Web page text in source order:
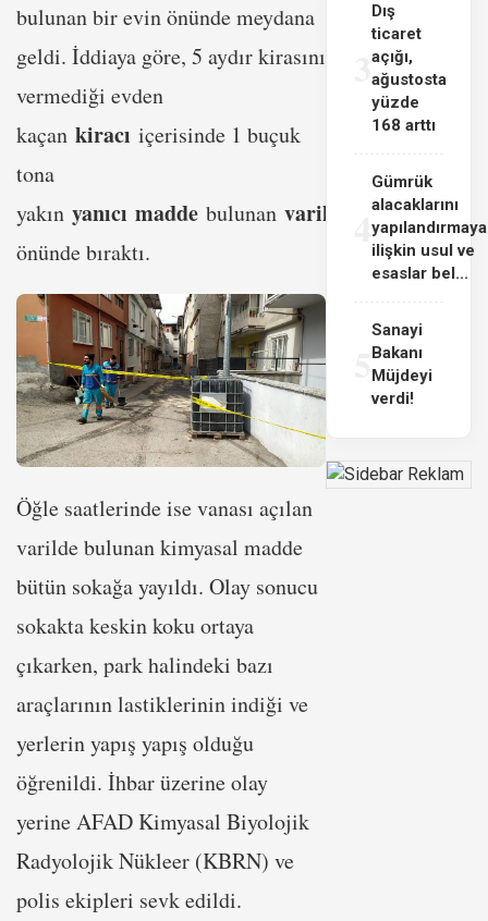
bulunan bir evin önünde meydana
geldi. İddiaya göre, 5 aydır kirasını
vermediği evden
kaçan kiracı içerisinde 1 buçuk
tona
yakın yanıcı madde bulunan varili
evin
önünde bıraktı.
Öğle saatlerinde ise vanası açılan
varilde bulunan kimyasal madde
bütün sokağa yayıldı. Olay sonucu
sokakta keskin koku ortaya
çıkarken, park halindeki bazı
araçlarının lastiklerinin indiği ve
yerlerin yapış yapış olduğu
öğrenildi. İhbar üzerine olay
yerine AFAD Kimyasal Biyolojik
Radyolojik Nükleer (KBRN) ve
polis ekipleri sevk edildi.
3
Dış
ticaret
açığı,
ağustosta
yüzde
168 arttı
4
Gümrük
alacaklarını
yapılandırmaya
ilişkin usul ve
esaslar bel...
Sanayi
Bakanı
Müjdeyi
verdi!